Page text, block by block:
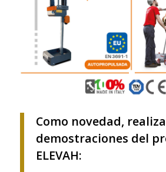
Como novedad,
demostraciones del
ELEVAH: